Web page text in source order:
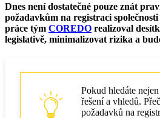
Dnes není dostatečné pouze znát
požadavkům na registraci
práce tým COREDO realizoval
legislativě, minimalizovat rizika a
Pokud hledáte
řešení a vhledů.
požadavků na